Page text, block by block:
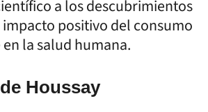
a los descubrimientos
positivo del consumo
la salud humana.
Houssay